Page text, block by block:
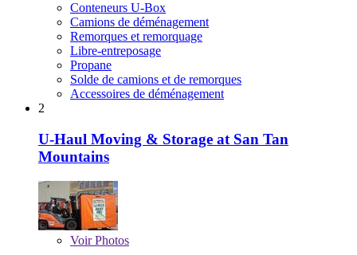
Conteneurs U-Box
Camions de déménagement
Remorques et remorquage
Libre-entreposage
Propane
Solde de camions et de remorques
Accessoires de déménagement
2
U-Haul Moving & Storage at San Tan
Mountains
VoirPhotos